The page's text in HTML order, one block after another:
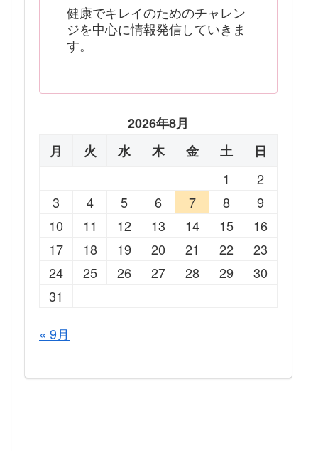
健康でキレイのためのチャレン
ジを中心に情報発信していきま
す。
2026年8月
月
火 水 木 金 土
日
1
2
3
4 5 6 7 8
9
10
11 12 13 14 15
16
17
18 19 20 21 22
23
24
25 26 27 28 29
30
31
« 9月